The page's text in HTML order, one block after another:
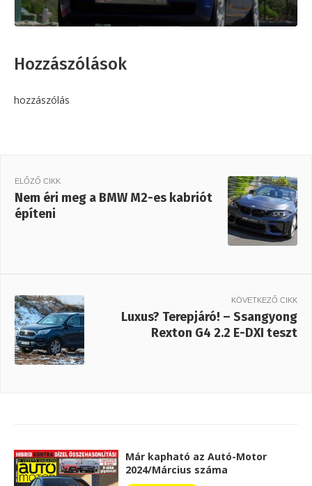
Hozzászólások
hozzászólás
ELŐZŐ CIKK
Nem éri meg a BMW M2-es kabriót
építeni
KÖVETKEZŐ CIKK
Luxus? Terepjáró! – Ssangyong
Rexton G4 2.2 E-DXI teszt
Már kapható az Autó-Motor
2024/Március száma